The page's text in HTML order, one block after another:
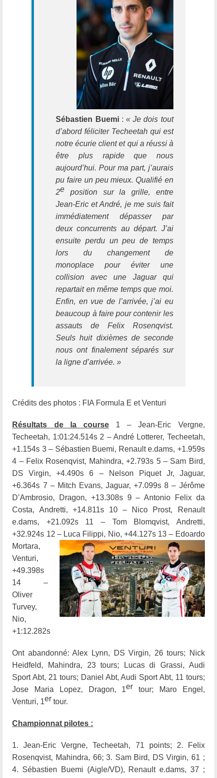
Sébastien Buemi: « Je dois tout
d’abord féliciter Techeetah qui est
notre écurie client et qui a réussi à
être plus rapide que nous
aujourd’hui. Pour ma part, j’aurais
pu faire un peu mieux. Qualifié en
2e position sur la grille, entre
Jean-Eric et André, je me suis fait
immédiatement dépasser par
deux concurrents au départ. J’ai
ensuite perdu un peu de temps
lors du changement de
monoplace pour éviter une
collision avec une Jaguar qui
repartait en même temps que moi.
Enfin, en vue de l’arrivée, j’ai eu
beaucoup à faire pour contenir les
assauts de Felix Rosenqvist.
Seuls huit dixièmes de seconde
nous ont finalement séparés sur
la ligne d’arrivée. »
Crédits des photos : FIA Formula E et Venturi
Résultats de la course
1 – Jean-Eric Vergne,
Techeetah, 1:01:24.514s 2 – André Lotterer, Techeetah,
+1.154s 3 – Sébastien Buemi, Renault e.dams, +1.959s
4 – Felix Rosenqvist, Mahindra, +2.793s 5 – Sam Bird,
DS Virgin, +4.490s 6 – Nelson Piquet Jr, Jaguar,
+6.364s 7 – Mitch Evans, Jaguar, +7.099s8 – Jérôme
D’Ambrosio, Dragon, +13.308s 9 – Antonio Felix da
Costa, Andretti, +14.811s 10 – Nico Prost, Renault
e.dams, +21.092s 11 – Tom Blomqvist, Andretti,
+32.924s 12 – Luca Filippi, Nio, +44.127s 13 – Edoardo
Mortara,
Venturi,
+49.398s
14 –
Oliver
Turvey,
Nio,
+1:12.282s
Ont abandonné: Alex Lynn, DS Virgin, 26 tours; Nick
Heidfeld, Mahindra, 23 tours; Lucas di Grassi, Audi
Sport Abt, 21 tours; Daniel Abt, Audi Sport Abt, 11 tours;
Jose Maria Lopez, Dragon, 1er tour; Maro Engel,
Venturi, 1er tour.
Championnat pilotes :
1. Jean-Eric Vergne, Techeetah, 71 points; 2.
Felix
Rosenqvist, Mahindra, 66; 3. Sam Bird, DS Virgin, 61 ;
4. Sébastien Buemi (Aigle/VD), Renault e.dams, 37 ;